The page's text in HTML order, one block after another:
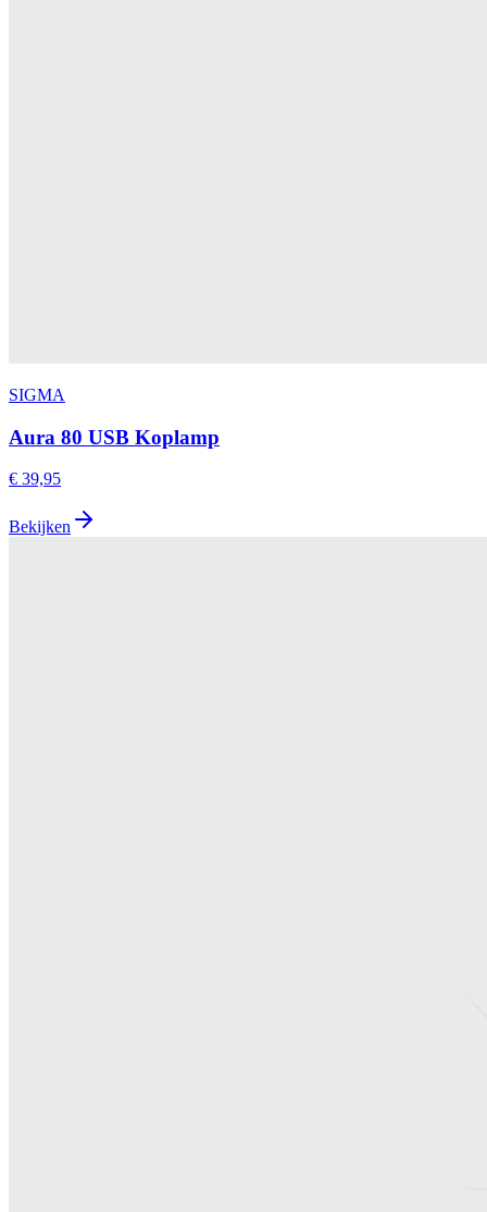
SIGMA
Aura 80 USB Koplamp
€ 39,95
Bekijken